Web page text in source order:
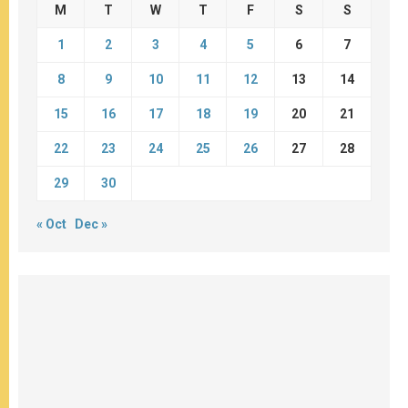
M T W T F S S
1 2 3 4 5 6 7
8 9 10 11 12 13 14
15 16 17 18 19 20 21
22 23 24 25 26 27 28
29 30
« Oct Dec »